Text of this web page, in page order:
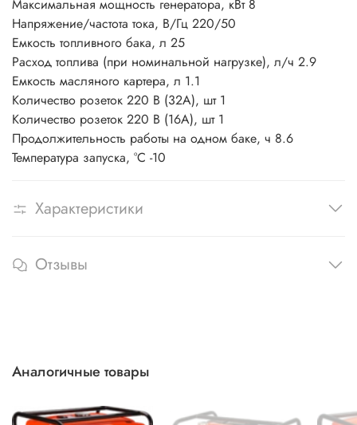
Максимальная мощность генератора, кВт 8
Напряжение/частота тока, В/Гц 220/50
Емкость топливного бака, л 25
Расход топлива (при номинальной нагрузке), л/ч 2.9
Емкость масляного картера, л 1.1
Количество розеток 220 В (32А), шт 1
Количество розеток 220 В (16А), шт 1
Продолжительность работы на одном баке, ч 8.6
Температура запуска, °С -10
Характеристики
Отзывы
Аналогичные товары